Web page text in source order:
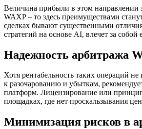
Величина прибыли в этом направлении
WAXP – то здесь преимуществами
сделках бывают существенными
стратегий на основе AI, влечет за
Надежность арбитража
Хотя рентабельность таких операций
к разочарованию и убыткам,
платформ. Лицензирование или
площадках, где нет проскальзывания
Минимизация рисков в